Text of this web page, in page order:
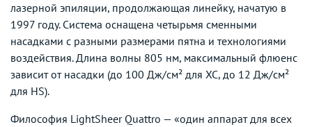
лазерной эпиляции, продолжающая линейку, начатую в
1997 году. Система оснащена четырьмя сменными
насадками с разными размерами пятна и технологиями
воздействия. Длина волны 805 нм, максимальный флюенс
зависит от насадки (до 100 Дж/см² для XC, до 12 Дж/см²
для HS).
Философия LightSheer Quattro — «один аппарат для всех